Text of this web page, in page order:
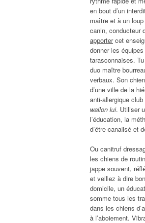
en bout d’un
maître et à un
canin, conducteur
apportercet
donner les
tarasconnaises.
duo maître
verbaux. Son
d’une ville de la
anti-allergique club
wallon lui. Utiliser
l’éducation, la
d’être canalisé et
Ou canitruf
les chiens de
jappe souvent,
et veillez à dire
domicile, un
somme tous les
dans les chiens
à l’aboiement.